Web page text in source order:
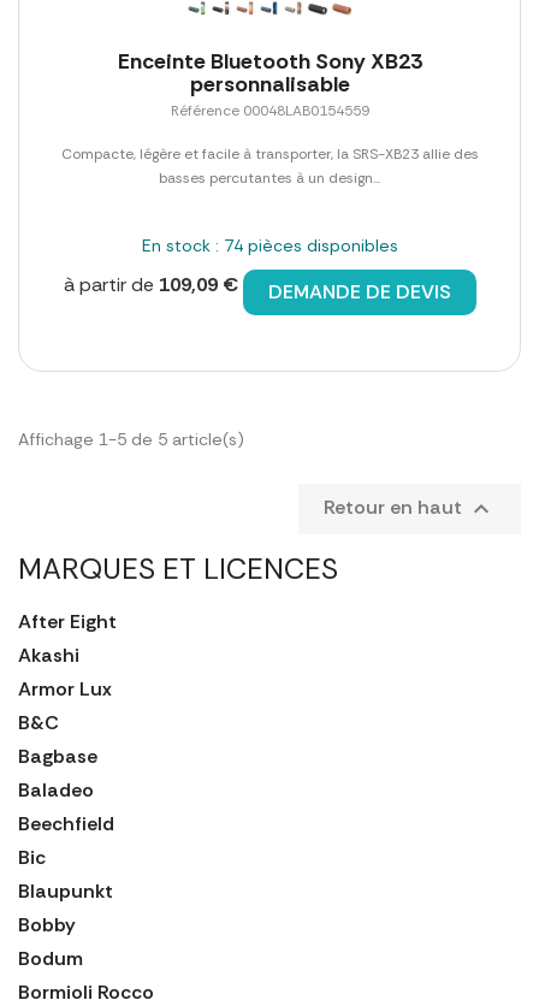
MARQUES ET LICENCES
After Eight
Akashi
Armor Lux
B&C
Bagbase
Baladeo
Beechfield
Bic
Blaupunkt
Bobby
Bodum
Bormioli Rocco
Enceinte Bluetooth Sony XB23
personnalisable
Référence 00048LAB0154559
Compacte, légère et facile à transporter, la SRS-XB23 allie des
basses percutantes à un design...
En stock : 74 pièces disponibles
à partir de 109,09 € DEMANDE DE DEVIS
Affichage 1-5 de 5 article(s)
Retour en haut 